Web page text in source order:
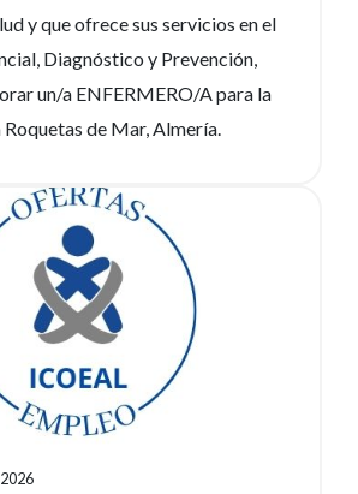
y que ofrece sus servicios en el
Diagnóstico y Prevención,
un/a ENFERMERO/A para la
de Mar, Almería.